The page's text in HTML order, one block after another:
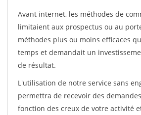
Avant internet, les méthodes de
limitaient aux prospectus ou au
méthodes plus ou moins efficaces
temps et demandait un
de résultat.
L'utilisation de notre service sans
permettra de recevoir des
fonction des creux de votre activité